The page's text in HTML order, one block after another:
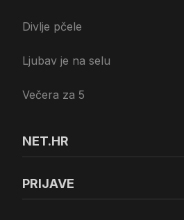
Divlje pčele
Ljubav je na selu
Večera za 5
NET.HR
PRIJAVE